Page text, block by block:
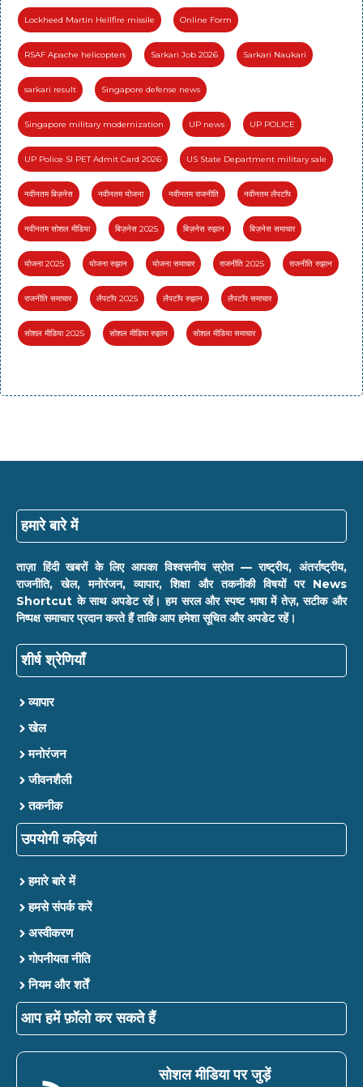
Lockheed Martin Hellfire missile Online Form
RSAF Apache helicopters Sarkari Job 2026 Sarkari Naukari
sarkari result Singapore defense news
Singapore military modernization UP news UP POLICE
UP Police SI PET Admit Card 2026 US State Department military sale
नवीनतम बिज़नेस नवीनतम योजना नवीनतम राजनीति नवीनतम लैपटॉप
नवीनतम सोशल मीडिया बिज़नेस 2025 बिज़नेस रुझान बिज़नेस समाचार
योजना 2025 योजना रुझान योजना समाचार राजनीति 2025 राजनीति रुझान
राजनीति समाचार लैपटॉप 2025 लैपटॉप रुझान लैपटॉप समाचार
सोशल मीडिया 2025 सोशल मीडिया रुझान सोशल मीडिया समाचार
हमारे बारे में
ताज़ा हिंदी खबरों के लिए आपका विश्वसनीय स्रोत — राष्ट्रीय, अंतर्राष्ट्रीय,
राजनीति, खेल, मनोरंजन, व्यापार, शिक्षा और तकनीकी विषयों पर News
Shortcut के साथ अपडेट रहें। हम सरल और स्पष्ट भाषा में तेज़, सटीक और
निष्पक्ष समाचार प्रदान करते हैं ताकि आप हमेशा सूचित और अपडेट रहें।
शीर्ष श्रेणियाँ
व्यापार
खेल
मनोरंजन
जीवनशैली
तकनीक
उपयोगी कड़ियां
हमारे बारे में
हमसे संपर्क करें
अस्वीकरण
गोपनीयता नीति
नियम और शर्तें
आप हमें फ़ॉलो कर सकते हैं
सोशल मीडिया पर जुड़ें